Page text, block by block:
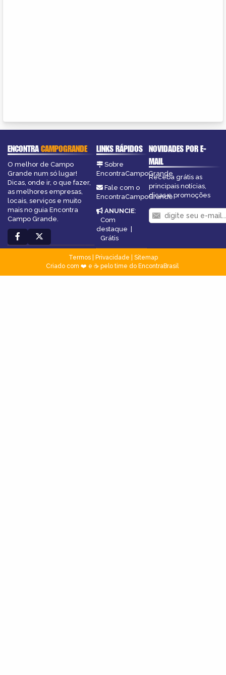
ENCONTRACAMPOGRANDE
O melhor de Campo
Grande num só lugar!
Dicas, onde ir, o que fazer,
as melhores empresas,
locais, serviços e muito
mais no guia Encontra
Campo Grande.
LINKS RÁPIDOS
Sobre
EncontraCampoGrande
Fale com o
EncontraCampoGrande
ANUNCIE:
Com
destaque |
Grátis
NOVIDADES POR E-
MAIL
Receba grátis as
principais notícias,
dicas e promoções
Termos| Privacidade
Sitemap
Criado com ❤️ e ☕ pelo time do EncontraBrasil